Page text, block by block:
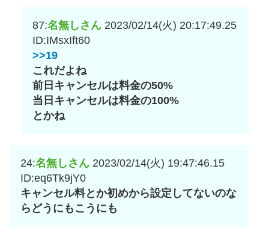
87:名無しさん 2023/02/14(火) 20:17:49.25
ID:IMsxIft60
>>19
これだよね
前日キャンセルは料金の50%
当日キャンセルは料金の100%
とかね
24:名無しさん 2023/02/14(火) 19:47:46.15
ID:eq6Tk9jY0
キャンセル料とか初めから設定してないのな
らどうにもこうにも